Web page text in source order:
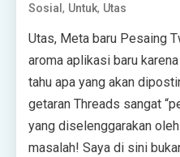
Sosial, Untuk, Utas
Utas, Meta baru Pesaing
aroma aplikasi baru
tahu apa yang akan
getaran Threads sangat
yang diselenggarakan
masalah! Saya di sini